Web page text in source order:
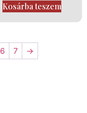
Kosárba teszem
6 7 →